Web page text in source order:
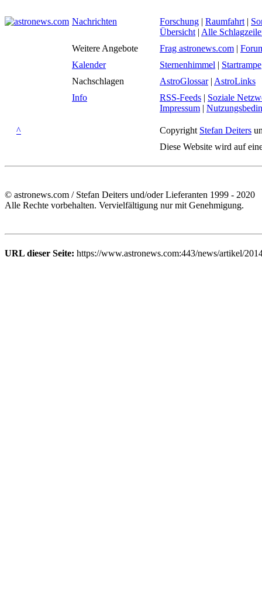
Nachrichten Forschung | Raumfahrt |
Übersicht | Alle
Weitere Angebote
Frag astronews.com |
Kalender
Sternenhimmel | Startrampe
Nachschlagen
AstroGlossar| AstroLinks
Info
RSS-Feeds | Soziale
Impressum |
^ Copyright Stefan Deiters
Diese Website wird auf
© astronews.com / Stefan Deiters und/oder Lieferanten 1999 - 2020
Alle Rechte vorbehalten. Vervielfältigung nur mit Genehmigung.
URL dieser Seite: https://www.astronews.com:443/news/artikel/